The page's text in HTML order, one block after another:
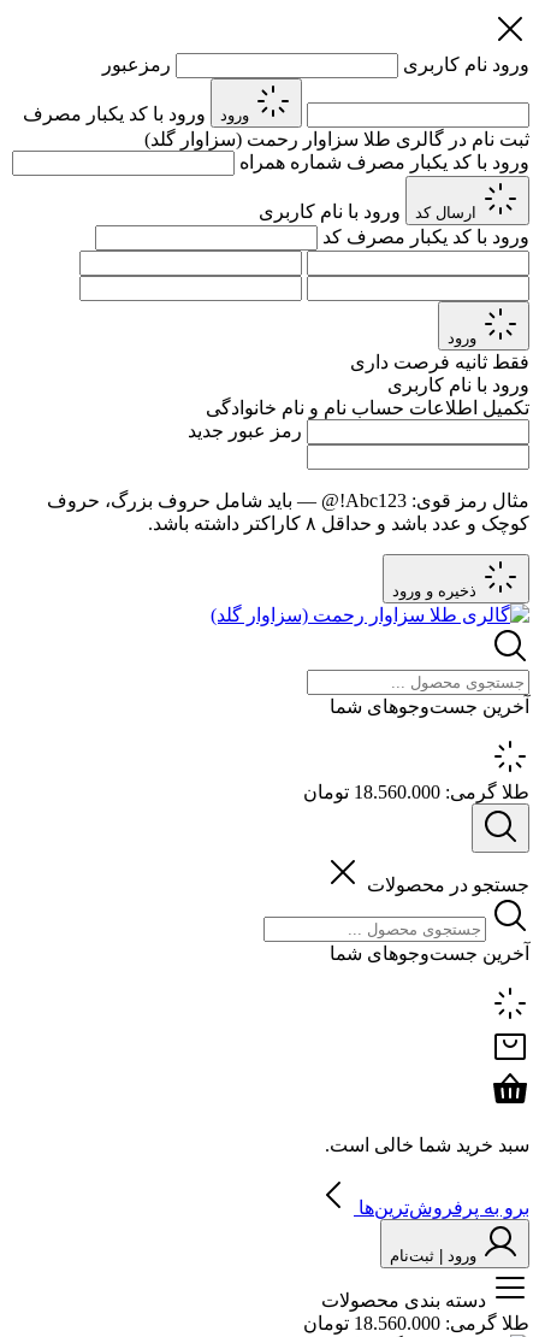
ورود نام کاربری رمزعبور
ورود
ورود با کد یکبار مصرف
ثبت نام در گالری طلا سزاوار رحمت (سزاوار گلد)
ورود با کد یکبار مصرف شماره همراه
ارسال کد
ورود با نام کاربری
ورود با کد یکبار مصرف کد
ورود
فقط ثانیه فرصت داری
ورود با نام کاربری
تکمیل اطلاعات حساب نام و نام خانوادگی
رمز عبور جدید
مثال رمز قوی: Abc123!@
— باید شامل حروف بزرگ، حروف
کوچک و عدد باشد و حداقل ۸ کاراکتر داشته باشد.
ذخیره و ورود
آخرین جست‌وجوهای شما
طلا گرمی: 18.560.000 تومان
جستجو در محصولات
آخرین جست‌وجوهای شما
سبد خرید شما خالی است.
برو به پرفروش‌ترین‌ها
ورود | ثبت‌نام
دسته بندی محصولات
طلا گرمی: 18.560.000 تومان